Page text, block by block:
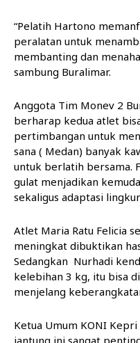
“Pelatih Hartono
peralatan untuk
membanting dan
sambung Buralimar.
Anggota Tim Monev 2
berharap kedua atlet
pertimbangan untuk
sana ( Medan) banyak
untuk berlatih bersama.
gulat menjadikan
sekaligus adaptasi
Atlet Maria Ratu Felicia
meningkat dibuktikan
Sedangkan Nurhadi
kelebihan 3 kg, itu bisa
menjelang
Ketua Umum KONI
jantung ini sangat